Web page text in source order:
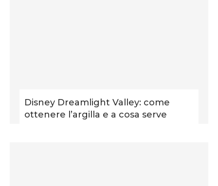
Disney Dreamlight Valley: come
ottenere l’argilla e a cosa serve